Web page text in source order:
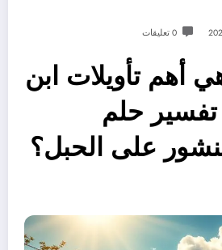
0 تعليقات
أهم تأويلات ابن
حلم
على الحبل؟